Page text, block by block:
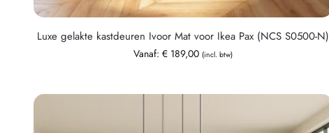
Luxe gelakte kastdeuren Ivoor Mat voor Ikea Pax (NCS S0500-N)
Vanaf:€ 189,00 (incl. btw)